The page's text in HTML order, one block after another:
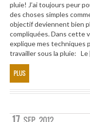
pluie! J’ai toujours peur
des choses simples
objectif deviennent bien
compliquées. Dans cette
explique mes techniques
travailler sous la pluie: Le
PLUS